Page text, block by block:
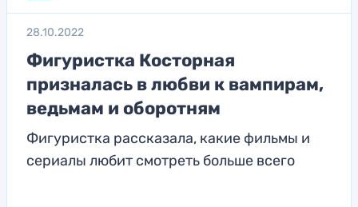
28.10.2022
Фигуристка Косторная
призналась в любви к вампирам,
ведьмам и оборотням
Фигуристка рассказала, какие фильмы и
сериалы любит смотреть больше всего